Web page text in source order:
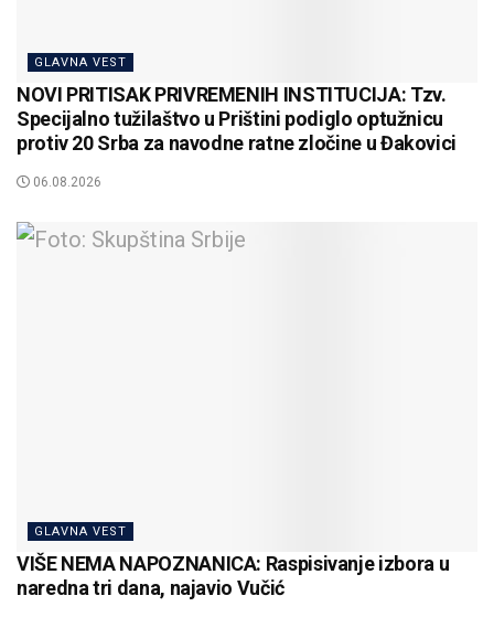
GLAVNA VEST
NOVI PRITISAK PRIVREMENIH INSTITUCIJA: Tzv.
Specijalno tužilaštvo u Prištini podiglo optužnicu
protiv 20 Srba za navodne ratne zločine u Đakovici
06.08.2026
GLAVNA VEST
VIŠE NEMA NAPOZNANICA: Raspisivanje izbora u
naredna tri dana, najavio Vučić